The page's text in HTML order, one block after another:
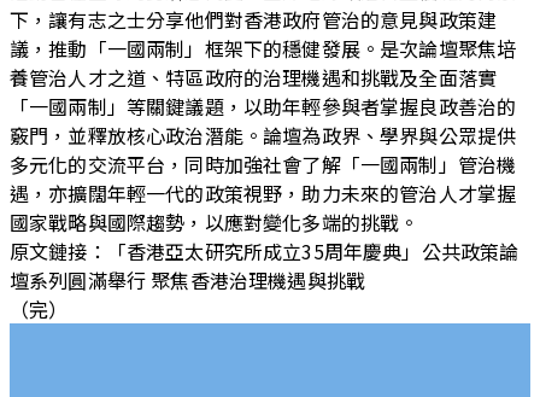
下，讓有志之士分享他們對香港政府管治的意見與政策建
議，推動「一國兩制」框架下的穩健發展。是次論壇聚焦培
養管治人才之道、特區政府的治理機遇和挑戰及全面落實
「一國兩制」等關鍵議題，以助年輕參與者掌握良政善治的
竅門，並釋放核心政治潛能。論壇為政界、學界與公眾提供
多元化的交流平台，同時加強社會了解「一國兩制」管治機
遇，亦擴闊年輕一代的政策視野，助力未來的管治人才掌握
國家戰略與國際趨勢，以應對變化多端的挑戰。
原文鏈接：「香港亞太研究所成立35周年慶典」公共政策論
壇系列圓滿舉行 聚焦香港治理機遇與挑戰
（完）